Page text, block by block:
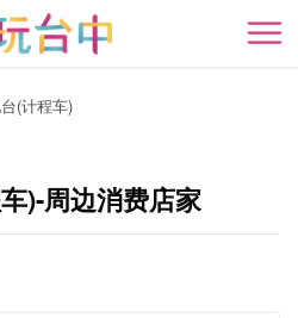
开
(计程车)
)-周边消费店家